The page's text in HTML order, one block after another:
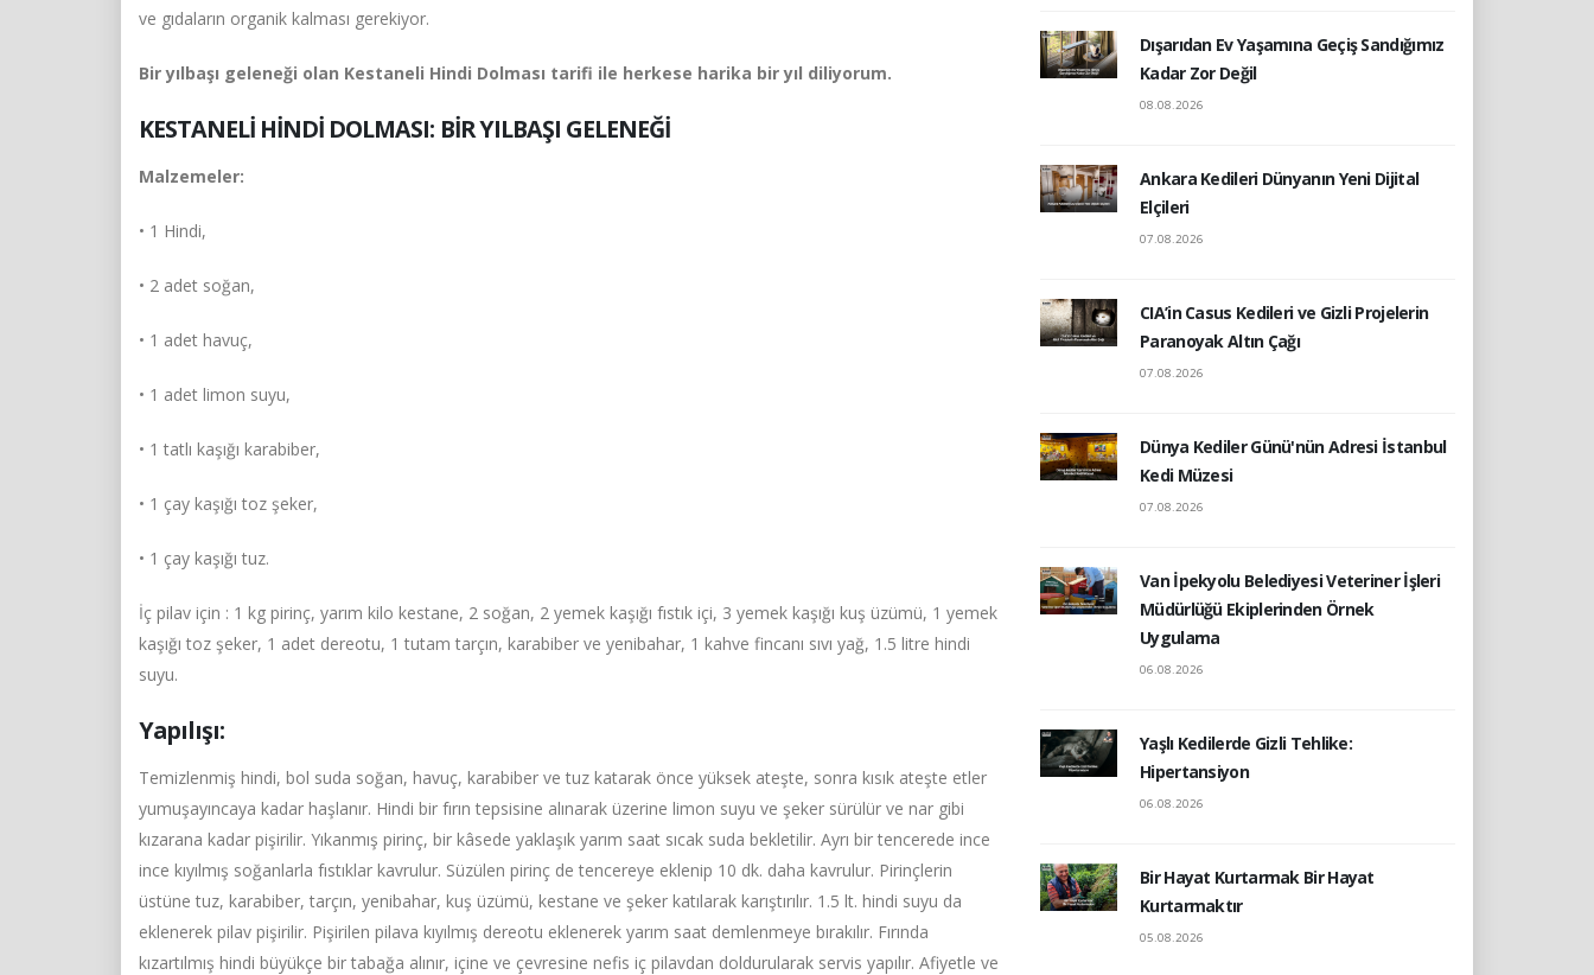
ve gıdaların organik kalması gerekiyor.
Bir yılbaşı geleneği olan Kestaneli Hindi Dolması tarifi ile herkese harika bir yıl diliyorum.
KESTANELİ HİNDİ DOLMASI: BİR YILBAŞI GELENEĞİ
Malzemeler:
• 1 Hindi,
• 2 adet soğan,
• 1 adet havuç,
• 1 adet limon suyu,
• 1 tatlı kaşığı karabiber,
• 1 çay kaşığı toz şeker,
• 1 çay kaşığı tuz.
İç pilav için : 1 kg pirinç, yarım kilo kestane, 2 soğan, 2 yemek kaşığı fıstık içi, 3 yemek kaşığı kuş üzümü, 1 yemek
kaşığı toz şeker, 1 adet dereotu, 1 tutam tarçın, karabiber ve yenibahar, 1 kahve fincanı sıvı yağ, 1.5 litre hindi
suyu.
Yapılışı:
Temizlenmiş hindi, bol suda soğan, havuç, karabiber ve tuz katarak önce yüksek ateşte, sonra kısık ateşte etler
yumuşayıncaya kadar haşlanır. Hindi bir fırın tepsisine alınarak üzerine limon suyu ve şeker sürülür ve nar gibi
kızarana kadar pişirilir. Yıkanmış pirinç, bir kâsede yaklaşık yarım saat sıcak suda bekletilir. Ayrı bir tencerede ince
ince kıyılmış soğanlarla fıstıklar kavrulur. Süzülen pirinç de tencereye eklenip 10 dk. daha kavrulur. Pirinçlerin
üstüne tuz, karabiber, tarçın, yenibahar, kuş üzümü, kestane ve şeker katılarak karıştırılır. 1.5 lt. hindi suyu da
eklenerek pilav pişirilir. Pişirilen pilava kıyılmış dereotu eklenerek yarım saat demlenmeye bırakılır. Fırında
kızartılmış hindi büyükçe bir tabağa alınır, içine ve çevresine nefis iç pilavdan doldurularak servis yapılır. Afiyetle ve
Dışarıdan Ev Yaşamına Geçiş Sandığımız
Kadar Zor Değil
08.08.2026
Ankara Kedileri Dünyanın Yeni Dijital
Elçileri
07.08.2026
CIA’in Casus Kedileri ve Gizli Projelerin
Paranoyak Altın Çağı
07.08.2026
Dünya Kediler Günü'nün Adresi İstanbul
Kedi Müzesi
07.08.2026
Van İpekyolu Belediyesi Veteriner İşleri
Müdürlüğü Ekiplerinden Örnek
Uygulama
06.08.2026
Yaşlı Kedilerde Gizli Tehlike:
Hipertansiyon
06.08.2026
Bir Hayat Kurtarmak Bir Hayat
Kurtarmaktır
05.08.2026